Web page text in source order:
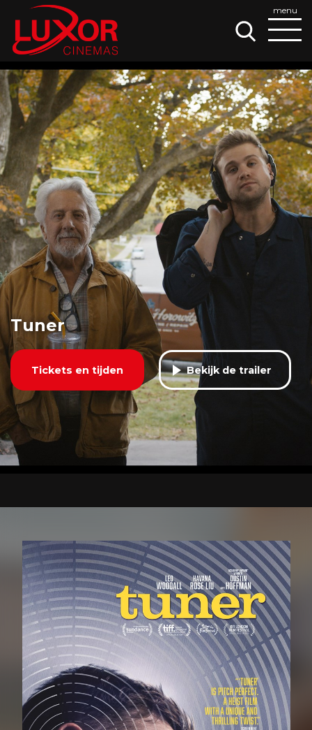
Tuner
Tickets en tijden Bekijk de trailer